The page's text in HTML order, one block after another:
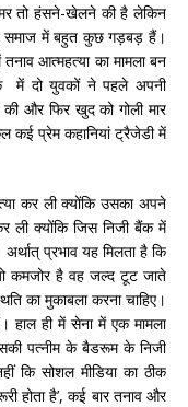
तो हंसने-खेलने की है लेकिन
समाज में बहुत कुछ गड़बड़ हैं।
आत्महत्या का मामला बन
में दो युवकों ने पहले अपनी
की और फिर खुद को गोली मार
कई प्रेम कहानियां ट्रैजेडी में
कर ली क्योंकि उसका अपने
ली क्योंकि जिस निजी बैंक में
प्रभाव यह मिलता है कि
कमजोर है वह जल्द टूट जाते
का मुकाबला करना चाहिए।
हाल ही में सेना में एक मामला
पत्नीम के बैडरूम के निजी
कि सोशल मीडिया का ठीक
होता है’, कई बार तनाव और